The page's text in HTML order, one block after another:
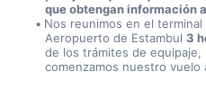
que obtengan información
Nos reunimos en el
Aeropuerto de Estambul 3
de los trámites de equipaje,
comenzamos nuestro vuelo